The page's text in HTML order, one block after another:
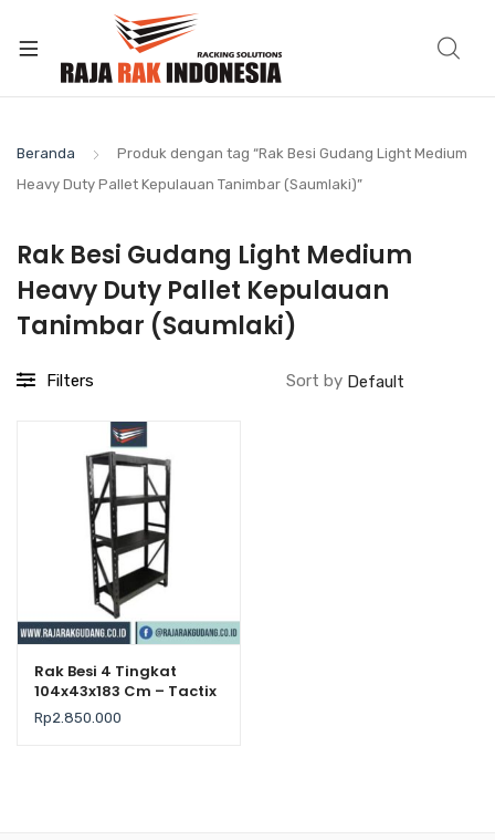
Beranda
Produk dengan tag “Rak Besi Gudang Light Medium
Heavy Duty Pallet Kepulauan Tanimbar (Saumlaki)”
Rak Besi Gudang Light Medium
Heavy Duty Pallet Kepulauan
Tanimbar (Saumlaki)
Filters Sort by
Rak Besi 4 Tingkat
104x43x183 Cm – Tactix
– Kekuatan 500Kg /
Level
Rp2.850.000